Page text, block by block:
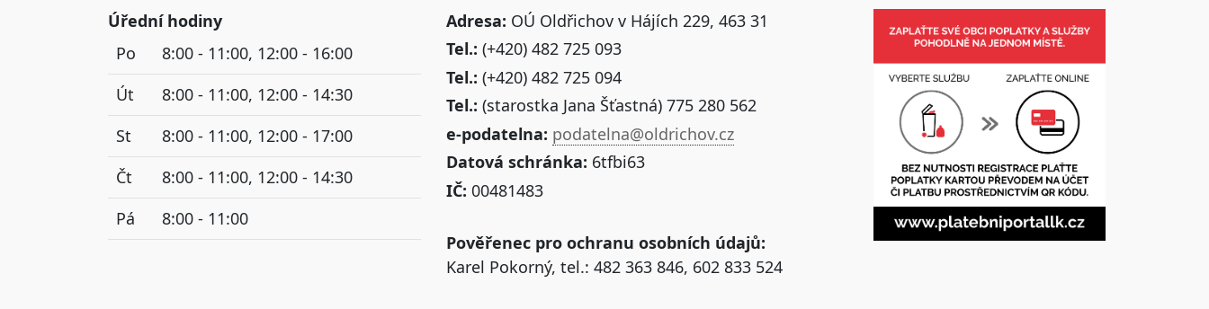
Úřední hodiny
Po
8:00 - 11:00, 12:00 - 16:00
Út
8:00 - 11:00, 12:00 - 14:30
St
8:00 - 11:00, 12:00 - 17:00
Čt
8:00 - 11:00, 12:00 - 14:30
Pá
8:00 - 11:00
Adresa: OÚ Oldřichov v Hájích 229, 463 31
Tel.: (+420) 482 725 093
Tel.: (+420) 482 725 094
Tel.: (starostka Jana Šťastná) 775 280 562
e-podatelna: podatelna@oldrichov.cz
Datová schránka: 6tfbi63
IČ: 00481483
Pověřenec pro ochranu osobních údajů:
Karel Pokorný, tel.: 482 363 846, 602 833 524